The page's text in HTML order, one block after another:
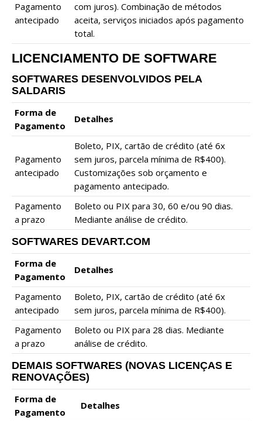
Pagamento
antecipado
com juros). Combinação de métodos
aceita, serviços iniciados após pagamento
total.
LICENCIAMENTO DE SOFTWARE
SOFTWARES DESENVOLVIDOS PELA
SALDARIS
Forma de
Pagamento
Detalhes
Pagamento
antecipado
Boleto, PIX, cartão de crédito (até 6x
sem juros, parcela mínima de R$400).
Customizações sob orçamento e
pagamento antecipado.
Pagamento
a prazo
Boleto ou PIX para 30, 60 e/ou 90 dias.
Mediante análise de crédito.
SOFTWARES DEVART.COM
Forma de
Pagamento
Detalhes
Pagamento
antecipado
Boleto, PIX, cartão de crédito (até 6x
sem juros, parcela mínima de R$400).
Pagamento
a prazo
Boleto ou PIX para 28 dias. Mediante
análise de crédito.
DEMAIS SOFTWARES (NOVAS LICENÇAS E
RENOVAÇÕES)
Forma de
Pagamento
Detalhes